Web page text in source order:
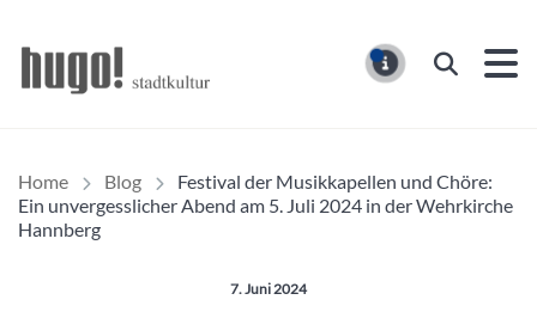
Suchen
Home Blog
Festival der Musikkapellen und Chöre:
Ein unvergesslicher Abend am 5. Juli 2024 in der Wehrkirche
Hannberg
Veröffentlicht am:
7. Juni 2024